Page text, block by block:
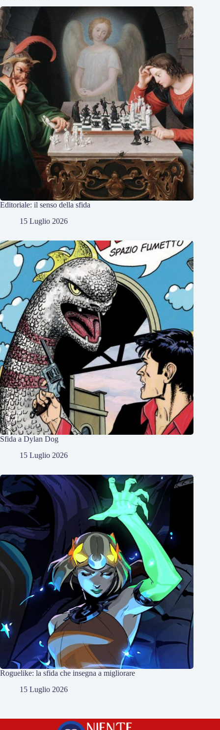
Editoriale: il senso della sfida
15 Luglio 2026
Sfida a Dylan Dog
15 Luglio 2026
Roguelike: la sfida che insegna a migliorare
15 Luglio 2026